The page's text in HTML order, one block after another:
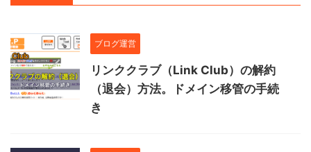
ブログ運営
リンククラブ（Link Club）の解約
（退会）方法。ドメイン移管の手続
き